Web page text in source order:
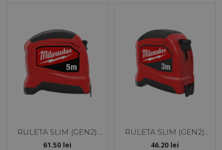
RULETA SLIM (GEN2)
5M
61.50 lei
RULETA SLIM (GEN2)
3M
46.20lei